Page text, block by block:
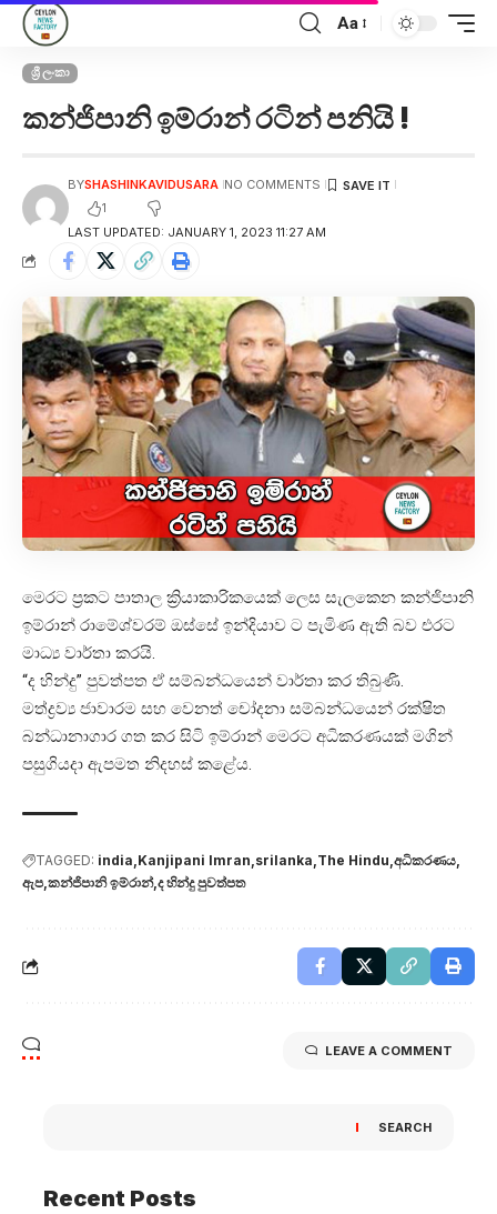
Aa
ශ්‍රී ලංකා
කන්ජිපානි ඉම්රාන් රටින් පනියි !
LAST UPDATED: JANUARY 1, 2023 11:27 AM
BYSHASHINKAVIDUSARA NO COMMENTS
1
මෙරට ප්‍රකට පාතාල ක්‍රියාකාරිකයෙක් ලෙස සැලකෙන කන්ජිපානි
ඉම්රාන් රාමේශ්වරම් ඔස්සේ ඉන්දියාව ට පැමිණ ඇති බව එරට
මාධ්‍ය වාර්තා කරයි.
“ද හින්දු” පුවත්පත ඒ සම්බන්ධයෙන් වාර්තා කර තිබුණි.
මත්ද්‍රව්‍ය ජාවාරම සහ වෙනත් චෝදනා සම්බන්ධයෙන් රක්ෂිත
බන්ධානාගාර ගත කර සිටි ඉම්රාන් මෙරට අධිකරණයක් මගින්
පසුගියදා ඇපමත නිදහස් කළේය.
TAGGED: india Kanjipani Imran srilanka The Hindu අධිකරණය
ඇප කන්ජිපානි ඉම්රාන් ද හින්දු පුවත්පත
LEAVE A COMMENT
SEARCH
Recent Posts